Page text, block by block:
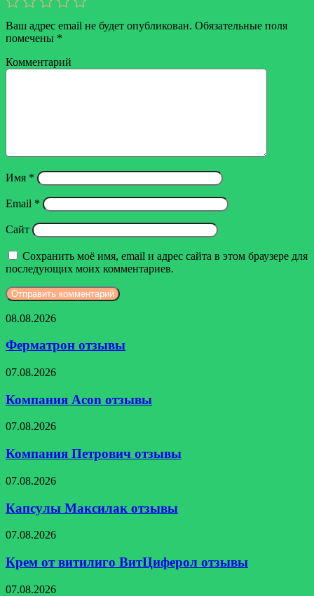
Ваш адрес email не будет опубликован. Обязательные поля
помечены *
Комментарий
Имя *
Email *
Сайт
Сохранить моё имя, email и адрес сайта в этом браузере для
последующих моих комментариев.
Ферматрон
08.08.2026
Ферматрон отзывы
Компания
отзывы
07.08.2026
Компания Acon отзывы
Компания
отзывы
07.08.2026
Компания Петрович отзывы
Капсулы
отзывы
07.08.2026
Капсулы Максилак отзывы
Крем
витилиго
ВитЦиферол
отзывы
07.08.2026
Крем от витилиго ВитЦиферол отзывы
Альфаксим
07.08.2026